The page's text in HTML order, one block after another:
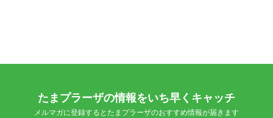
たまプラーザの情報をいち早くキャッチ
メルマガに登録するとたまプラーザのおすすめ情報が届きます